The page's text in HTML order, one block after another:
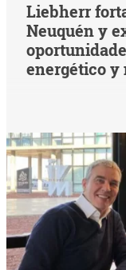
Liebherr
Neuquén y
energético y